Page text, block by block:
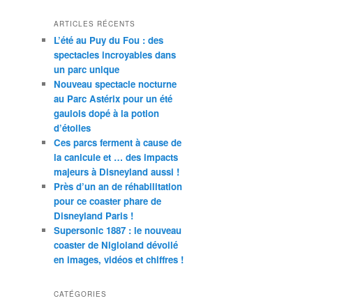
ARTICLES RÉCENTS
L’été au Puy du Fou : des
spectacles incroyables dans
un parc unique
Nouveau spectacle nocturne
au Parc Astérix pour un été
gaulois dopé à la potion
d’étoiles
Ces parcs ferment à cause de
la canicule et … des impacts
majeurs à Disneyland aussi !
Près d’un an de réhabilitation
pour ce coaster phare de
Disneyland Paris !
Supersonic 1887 : le nouveau
coaster de Nigloland dévoilé
en images, vidéos et chiffres !
CATÉGORIES